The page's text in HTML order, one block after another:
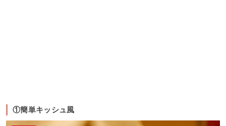
①簡単キッシュ風